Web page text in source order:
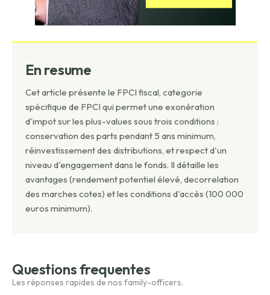
En resume
Cet article présente le FPCI fiscal, categorie
spécifique de FPCI qui permet une exonération
d'impot sur les plus-values sous trois conditions :
conservation des parts pendant 5 ans minimum,
réinvestissement des distributions, et respect d'un
niveau d'engagement dans le fonds. Il détaille les
avantages (rendement potentiel élevé, decorrelation
des marches cotes) et les conditions d'accès (100 000
euros minimum).
Questions frequentes